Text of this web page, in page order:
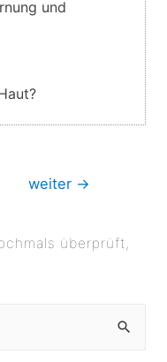
und
weiter →
überprüft,